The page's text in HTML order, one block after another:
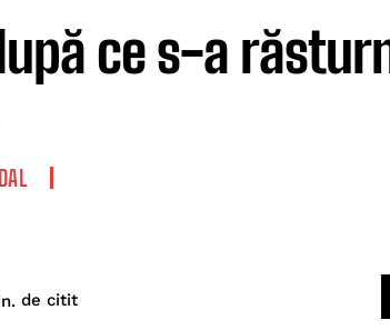
ce s-a
de citit